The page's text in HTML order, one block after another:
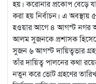
হয়। করোনার প্রকোপ বেড়ে
করা হয় নির্বাচন। এ
হওয়ার আগে ৪ আগস্ট নগর
আলম সুজনকে প্রশাসক
সুজন ৬ আগস্ট দায়িত্বভার
তাঁর দায়িত্ব পালনের কথা
নতুন করে ভোট গ্রহণের